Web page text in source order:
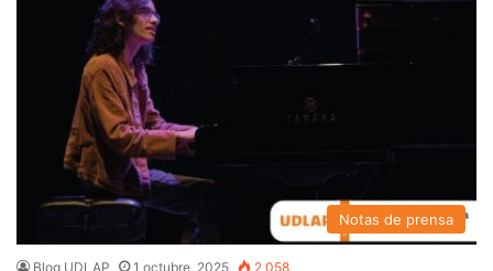
Notas de prensa
Blog UDLAP 1 octubre, 2025 2,058